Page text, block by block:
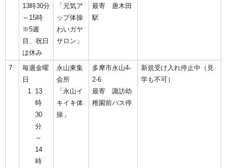
13時30分
～15時
※5週
目、祝日
は休み
「元気ア
ップ体操
わいガヤ
サロン」
最寄 唐木田
駅
7
毎週金曜
日
13
時
30
分
～
14
時
永山東集
会所
「永山イ
キイキ体
操」
多摩市永山4-
2-6
最寄 諏訪幼
稚園前バス停
新規受け入れ停止中（見
学も不可）